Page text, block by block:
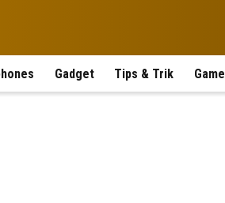
Gadget Tips & Trik Game